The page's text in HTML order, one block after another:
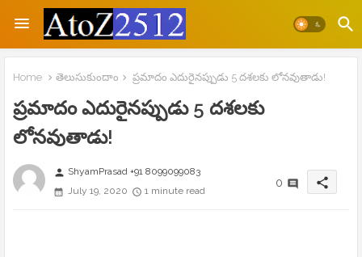
Home తెలుసుకుందాం ప్రమాదం ఎదురైనప్పుడు 5 దశలకు లోనవుతాడు!
ప్రమాదం ఎదురైనప్పుడు 5 దశలకు
లోనవుతాడు!
person ShyamPrasad +91 8099099083
July 19, 2020
1 minute read
0 share